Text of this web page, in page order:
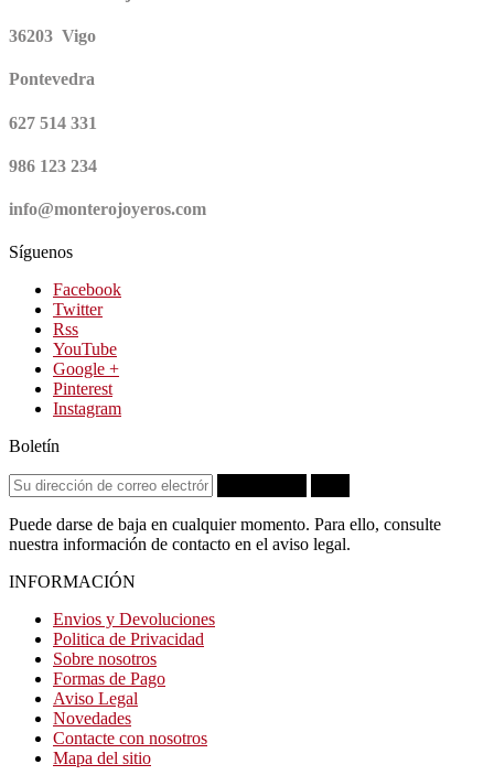
36203 Vigo
Pontevedra
627 514 331
986 123 234
info@monterojoyeros.com
Síguenos
Facebook
Twitter
Rss
YouTube
Google +
Pinterest
Instagram
Boletín
Puede darse de baja en cualquier momento. Para ello, consulte
nuestra información de contacto en el aviso legal.
INFORMACIÓN
Envios y Devoluciones
Politica de Privacidad
Sobre nosotros
Formas de Pago
Aviso Legal
Novedades
Contacte con nosotros
Mapa del sitio